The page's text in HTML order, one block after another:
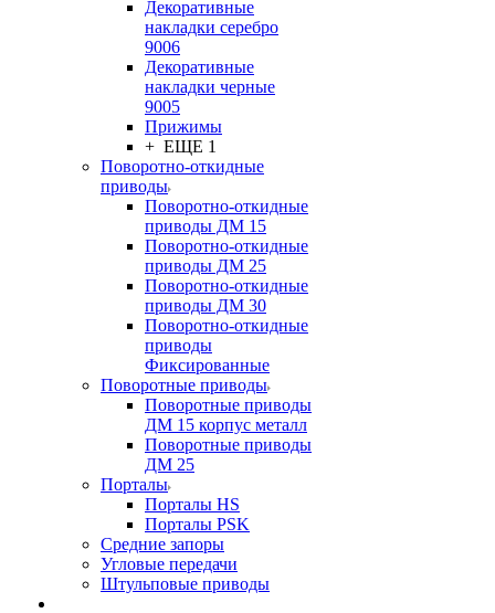
Декоративные
накладки серебро
9006
Декоративные
накладки черные
9005
Прижимы
+ ЕЩЕ 1
Поворотно-откидные
приводы
Поворотно-откидные
приводы ДМ 15
Поворотно-откидные
приводы ДМ 25
Поворотно-откидные
приводы ДМ 30
Поворотно-откидные
приводы
Фиксированные
Поворотные приводы
Поворотные приводы
ДМ 15 корпус металл
Поворотные приводы
ДМ 25
Порталы
Порталы HS
Порталы PSK
Средние запоры
Угловые передачи
Штульповые приводы